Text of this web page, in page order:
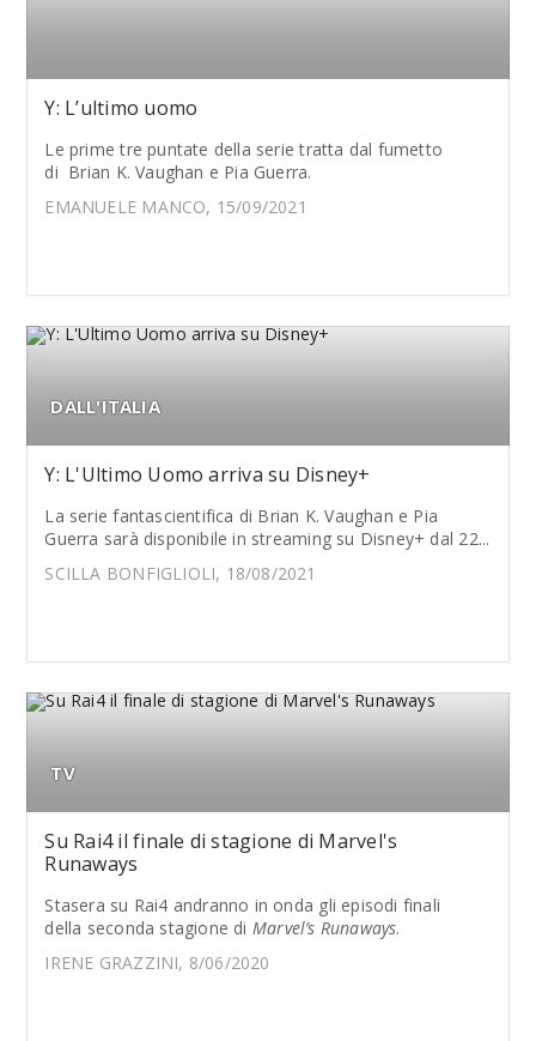
Y: L’ultimo uomo
Le prime tre puntate della serie tratta dal fumetto
di Brian K. Vaughan e Pia Guerra.
EMANUELE MANCO, 15/09/2021
DALL'ITALIA
Y: L'Ultimo Uomo arriva su Disney+
La serie fantascientifica di Brian K. Vaughan e Pia
Guerra sarà disponibile in streaming su Disney+ dal 22...
SCILLA BONFIGLIOLI, 18/08/2021
TV
Su Rai4 il finale di stagione di Marvel's
Runaways
Stasera su Rai4 andranno in onda gli episodi finali
della seconda stagione di Marvel’s Runaways.
IRENE GRAZZINI, 8/06/2020